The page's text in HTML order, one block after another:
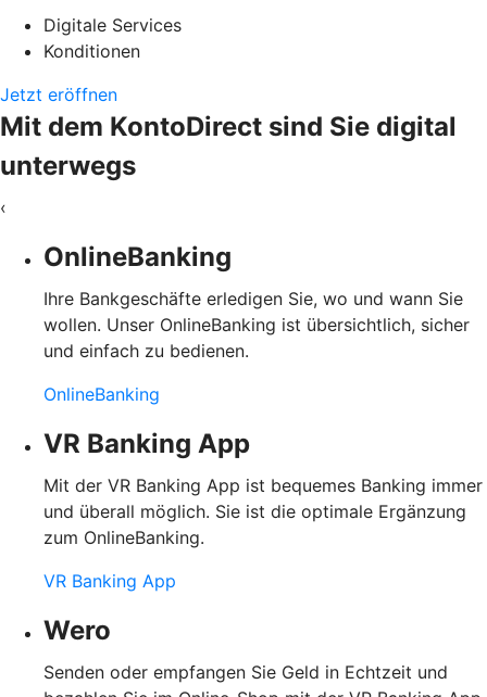
Digitale Services
Konditionen
Jetzt eröffnen
Mit dem KontoDirect sind Sie digital
unterwegs
‹
OnlineBanking
Ihre Bankgeschäfte erledigen Sie, wo und wann Sie
wollen. Unser OnlineBanking ist übersichtlich, sicher
und einfach zu bedienen.
OnlineBanking
VR Banking App
Mit der VR Banking App ist bequemes Banking immer
und überall möglich. Sie ist die optimale Ergänzung
zum OnlineBanking.
VR Banking App
Wero
Senden oder empfangen Sie Geld in Echtzeit und